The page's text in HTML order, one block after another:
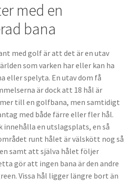
med en
bana
med golf är att det är en utav
som varken har eller kan ha
eller spelyta. En utav dom få
är dock att 18 hål är
till en golfbana, men samtidigt
med både färre eller fler hål.
innehålla en utslagsplats, en så
runt hålet är välskött nog så
samt att själva hålet följer
gör att ingen bana är den andre
Vissa hål ligger längre bort än